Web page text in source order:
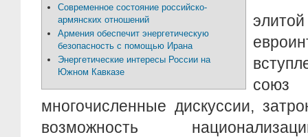
Современное состояние российско-
армянских отношений
Армения обеспечит энергетическую
безопасность с помощью Ирана
Энергетические интересы России на
Южном Кавказе
многочисленные дискуссии,
возможность